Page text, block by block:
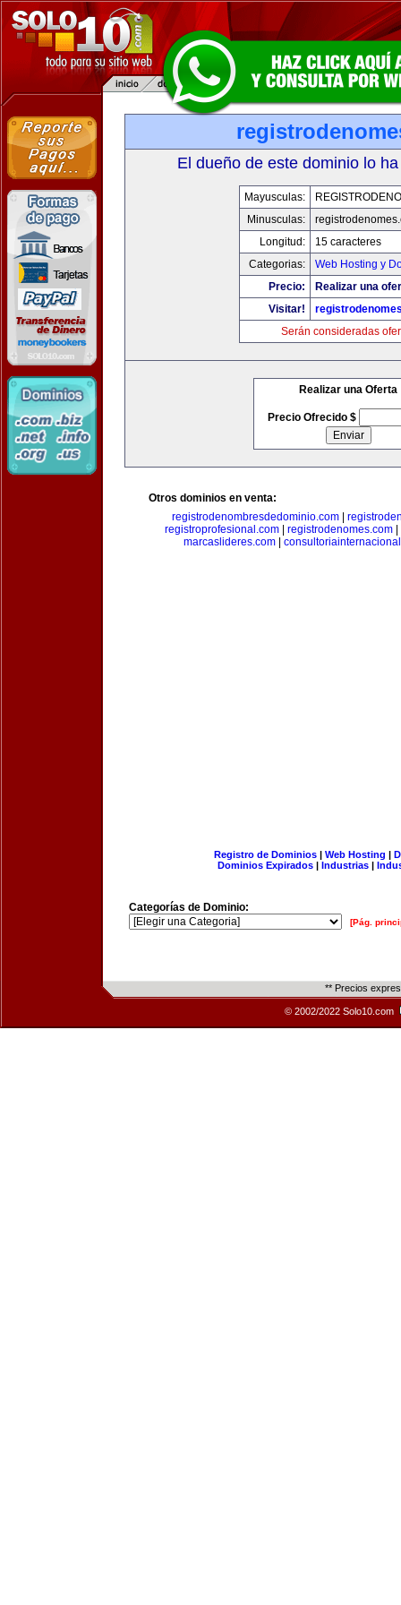
El dueño de este dominio lo
Mayusculas:
Minusculas:
Longitud:
15 caracteres
Categorias:
Web Hosting y
Precio:
Realizar una
Visitar!
Serán consideradas
Realizar una Oferta
Precio Ofrecido $
Otros dominios en venta:
registrodenombresdedominio.com|
registroprofesional.com| registrodenomes.com|
marcaslideres.com
Registro de Dominios| Web Hosting |
Dominios Expirados | Industrias |
Categorías de Dominio:
[Pág.
** Precios
© 2002/2022 Solo10.com